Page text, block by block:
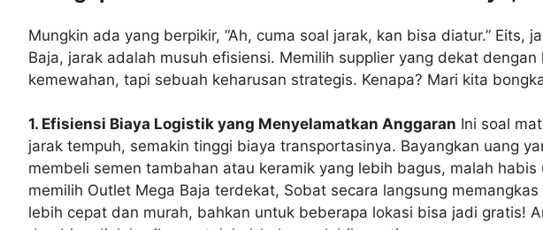
Mungkin ada yang berpikir, “Ah, cuma soal jarak, kan bisa diatur.” Eits,
Baja, jarak adalah musuh efisiensi. Memilih supplier yang dekat
kemewahan, tapi sebuah keharusan strategis. Kenapa? Mari kita
1. Efisiensi Biaya Logistik yang Menyelamatkan Anggaran Ini soal
jarak tempuh, semakin tinggi biaya transportasinya. Bayangkan uang
membeli semen tambahan atau keramik yang lebih bagus, malah
memilih Outlet Mega Baja terdekat, Sobat secara langsung
lebih cepat dan murah, bahkan untuk beberapa lokasi bisa jadi gratis!